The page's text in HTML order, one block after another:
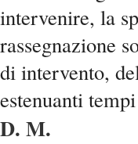
intervenire, la
rassegnazione
di intervento,
estenuanti
D. M.